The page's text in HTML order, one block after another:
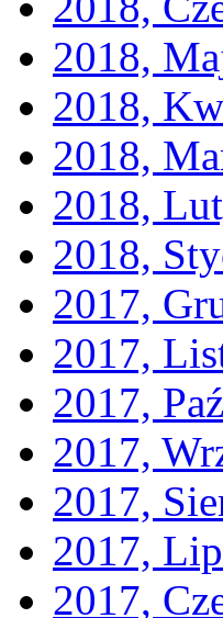
2018,
2018,
2018,
2018,
2018,
2017,
2017,
2017,
2017,
2017,
2017,
2017,